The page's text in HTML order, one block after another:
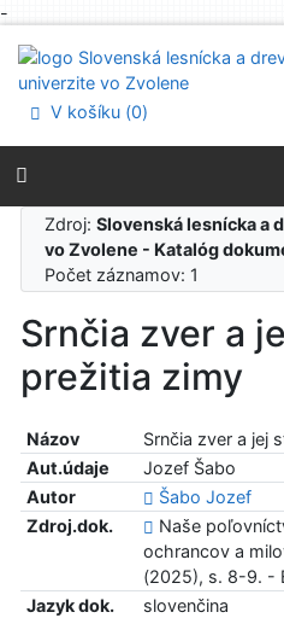
-
Prejsť na menu
Prehlásenie o webovej
V košíku (0)
Zdroj:Slovenská lesnícka a
vo Zvolene - Katalóg
Počet záznamov: 1
Srnčia zver a
prežitia zimy
Názov
Srnčia zver a jej
Aut.údaje
Jozef Šabo
Autor
Šabo Jozef
Zdroj.dok.
Naše
ochrancov a
(2025), s. 8-9. -
Jazyk dok.
slovenčina